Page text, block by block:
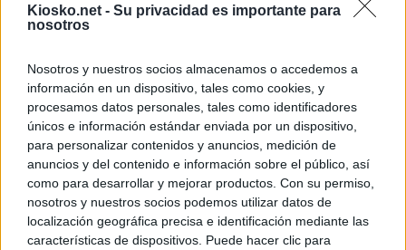
Kiosko.net - Su privacidad es importante para
nosotros
Nosotros y nuestros socios almacenamos o accedemos a
información en un dispositivo, tales como cookies, y
procesamos datos personales, tales como identificadores
únicos e información estándar enviada por un dispositivo,
para personalizar contenidos y anuncios, medición de
anuncios y del contenido e información sobre el público, así
como para desarrollar y mejorar productos. Con su permiso,
nosotros y nuestros socios podemos utilizar datos de
localización geográfica precisa e identificación mediante las
características de dispositivos. Puede hacer clic para